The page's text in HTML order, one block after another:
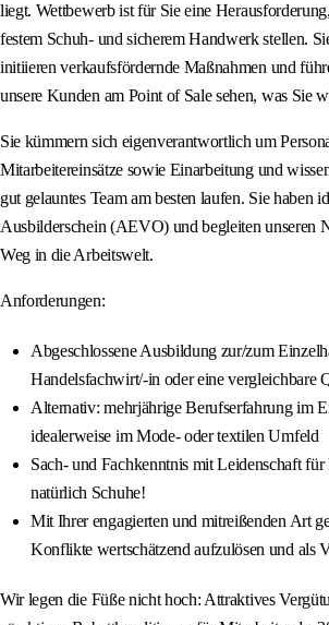
liegt. Wettbewerb ist für Sie eine
festem Schuh- und sicherem Handwerk stellen.
initiieren verkaufsfördernde Maßnahmen und
unsere Kunden am Point of Sale sehen, was Sie
Sie kümmern sich eigenverantwortlich um
Mitarbeitereinsätze sowie Einarbeitung und
gut gelauntes Team am besten laufen. Sie haben
Ausbilderschein (AEVO) und begleiten unseren
Weg in die Arbeitswelt.
Anforderungen:
Abgeschlossene Ausbildung zur/zum
Handelsfachwirt/-in oder eine vergleichbare
Alternativ: mehrjährige Berufserfahrung im
idealerweise im Mode- oder textilen Umfeld
Sach- und Fachkenntnis mit Leidenschaft für
natürlich Schuhe!
Mit Ihrer engagierten und mitreißenden Art
Konflikte wertschätzend aufzulösen und als
Wir legen die Füße nicht hoch: Attraktives